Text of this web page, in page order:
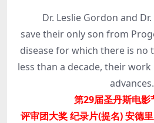
Dr. Leslie Gordon and Dr.
save their only son from
disease for which there is no
less than a decade, their
advances.
第29届圣丹斯电影
评审团大奖 纪录片(提名) 安德